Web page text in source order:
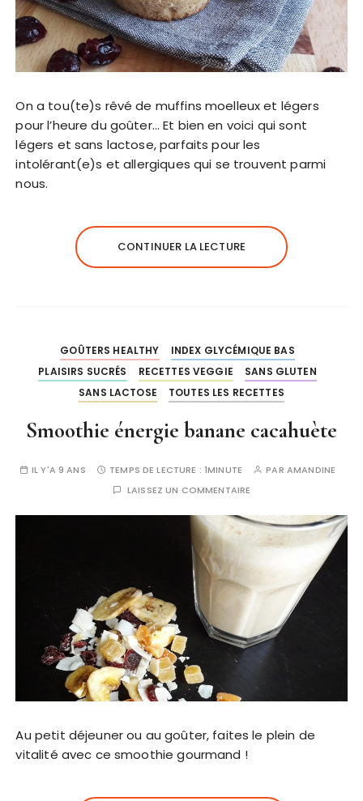
On a tou(te)s rêvé de muffins moelleux et légers
pour l’heure du goûter… Et bien en voici qui sont
légers et sans lactose, parfaits pour les
intolérant(e)s et allergiques qui se trouvent parmi
nous.
CONTINUER LA LECTURE
GOÛTERS HEALTHY
INDEX GLYCÉMIQUE BAS
PLAISIRS SUCRÉS
RECETTES VEGGIE
SANS GLUTEN
SANS LACTOSE
TOUTES LES RECETTES
Smoothie énergie banane cacahuète
IL Y'A 9 ANS TEMPS DE LECTURE : 1MINUTE PAR AMANDINE
LAISSEZ UN COMMENTAIRE
Au petit déjeuner ou au goûter, faites le plein de
vitalité avec ce smoothie gourmand !